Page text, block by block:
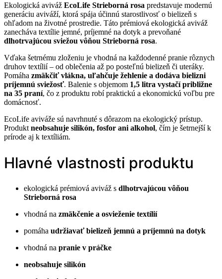
Ekologická aviváž EcoLife Strieborná rosa predstavuje modernú
generáciu aviváží, ktorá spája účinnú starostlivosť o bielizeň s
ohľadom na životné prostredie. Táto prémiová ekologická aviváž
zanecháva textílie jemné, príjemné na dotyk a prevoňané
dlhotrvajúcou sviežou vôňou Strieborná rosa.
Vďaka šetrnému zloženiu je vhodná na každodenné pranie rôznych
druhov textílií – od oblečenia až po posteľnú bielizeň či uteráky.
Pomáha zmäkčiť vlákna, uľahčuje žehlenie a dodáva bielizni
príjemnú sviežosť. Balenie s objemom 1,5 litra vystačí približne
na 35 praní, čo z produktu robí praktickú a ekonomickú voľbu pre
domácnosť.
EcoLife aviváže sú navrhnuté s dôrazom na ekologický prístup.
Produkt neobsahuje silikón, fosfor ani alkohol, čím je šetrnejší k
prírode aj k textíliám.
Hlavné vlastnosti produktu
ekologická prémiová aviváž s dlhotrvajúcou vôňou
Strieborná rosa
vhodná na zmäkčenie a osvieženie textílií
pomáha udržiavať bielizeň jemnú a príjemnú na dotyk
vhodná na pranie v práčke
neobsahuje silikón